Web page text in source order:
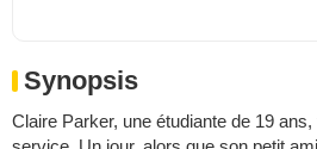
Synopsis
Claire Parker, une étudiante de 19